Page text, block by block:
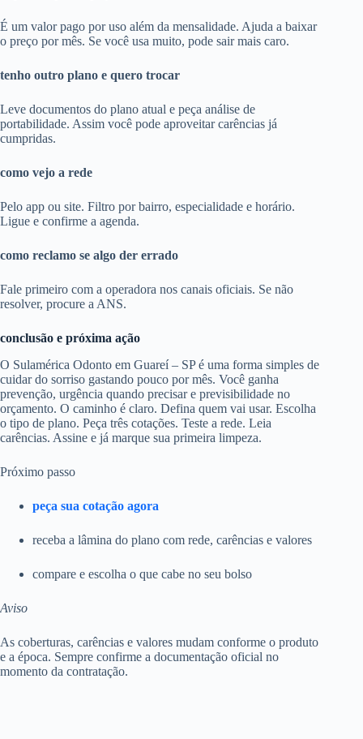
É um valor pago por uso além da mensalidade. Ajuda a baixar
o preço por mês. Se você usa muito, pode sair mais caro.
tenho outro plano e quero trocar
Leve documentos do plano atual e peça análise de
portabilidade. Assim você pode aproveitar carências já
cumpridas.
como vejo a rede
Pelo app ou site. Filtro por bairro, especialidade e horário.
Ligue e confirme a agenda.
como reclamo se algo der errado
Fale primeiro com a operadora nos canais oficiais. Se não
resolver, procure a ANS.
conclusão e próxima ação
O Sulamérica Odonto em Guareí – SP é uma forma simples de
cuidar do sorriso gastando pouco por mês. Você ganha
prevenção, urgência quando precisar e previsibilidade no
orçamento. O caminho é claro. Defina quem vai usar. Escolha
o tipo de plano. Peça três cotações. Teste a rede. Leia
carências. Assine e já marque sua primeira limpeza.
Próximo passo
peça sua cotação agora
receba a lâmina do plano com rede, carências e valores
compare e escolha o que cabe no seu bolso
Aviso
As coberturas, carências e valores mudam conforme o produto
e a época. Sempre confirme a documentação oficial no
momento da contratação.